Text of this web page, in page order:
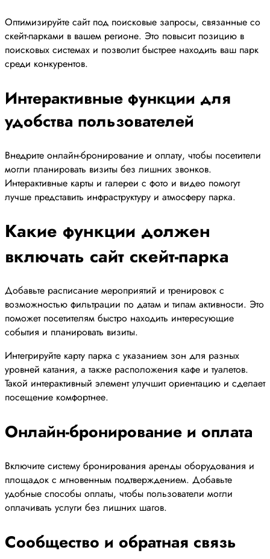
Оптимизируйте сайт под поисковые запросы, связанные со
скейт-парками в вашем регионе. Это повысит позицию в
поисковых системах и позволит быстрее находить ваш парк
среди конкурентов.
Интерактивные функции для
удобства пользователей
Внедрите онлайн-бронирование и оплату, чтобы посетители
могли планировать визиты без лишних звонков.
Интерактивные карты и галереи с фото и видео помогут
лучше представить инфраструктуру и атмосферу парка.
Какие функции должен
включать сайт скейт-парка
Добавьте расписание мероприятий и тренировок с
возможностью фильтрации по датам и типам активности. Это
поможет посетителям быстро находить интересующие
события и планировать визиты.
Интегрируйте карту парка с указанием зон для разных
уровней катания, а также расположения кафе и туалетов.
Такой интерактивный элемент улучшит ориентацию и сделает
посещение комфортнее.
Онлайн-бронирование и оплата
Включите систему бронирования аренды оборудования и
площадок с мгновенным подтверждением. Добавьте
удобные способы оплаты, чтобы пользователи могли
оплачивать услуги без лишних шагов.
Сообщество и обратная связь